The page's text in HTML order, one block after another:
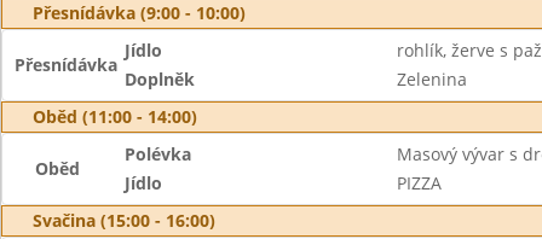
Přesnídávka (9:00 - 10:00)
Přesnídávka
Jídlo
rohlík, žerve s
Doplněk
Zelenina
Oběd (11:00 - 14:00)
Oběd
Polévka
Masový vývar s
Jídlo
PIZZA
Svačina (15:00 - 16:00)